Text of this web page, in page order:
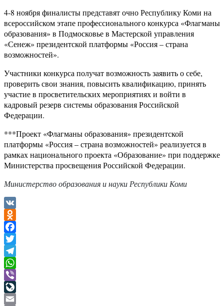
4-8 ноября финалисты представят очно Республику Коми на
всероссийском этапе профессионального конкурса «Флагманы
образования» в Подмосковье в Мастерской управления
«Сенеж» президентской платформы «Россия – страна
возможностей».
Участники конкурса получат возможность заявить о себе,
проверить свои знания, повысить квалификацию, принять
участие в просветительских мероприятиях и войти в
кадровый резерв системы образования Российской
Федерации.
***Проект «Флагманы образования» президентской
платформы «Россия – страна возможностей» реализуется в
рамках национального проекта «Образование» при поддержке
Министерства просвещения Российской Федерации.
Министерство образования и науки Республики Коми
VK
Odnoklassniki
Facebook
Twitter
Telegram
WhatsApp
Viber
LiveJournal